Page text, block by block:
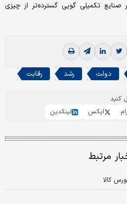
تکمیلی گویی گسترده‌تر از چیزی
دولت رشد رقابت
کنید
ایکس لینکدین
مرتبط
کالا